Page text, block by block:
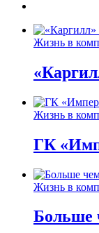
Жизнь в
Жизнь в
ГК
Жизнь в
Больше